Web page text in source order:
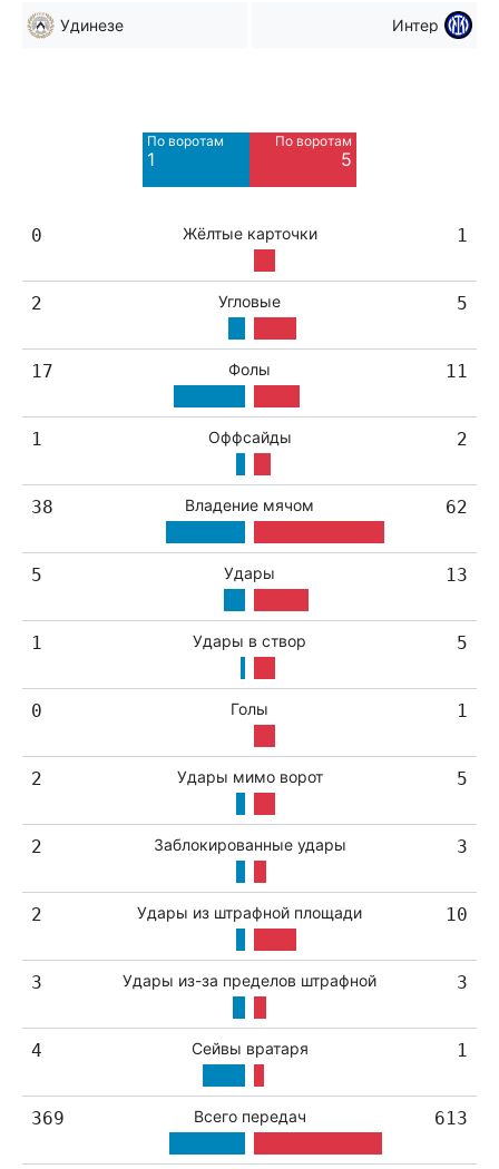
Удинезе Интер
По воротам
1
По воротам
5
0 Жёлтые карточки 1
2 Угловые 5
17 Фолы 11
1 Оффсайды 2
38 Владение мячом 62
5 Удары 13
1 Удары в створ 5
0 Голы 1
2 Удары мимо ворот 5
2 Заблокированные удары 3
2 Удары из штрафной площади 10
3 Удары из-за пределов штрафной 3
4 Сейвы вратаря 1
369 Всего передач 613